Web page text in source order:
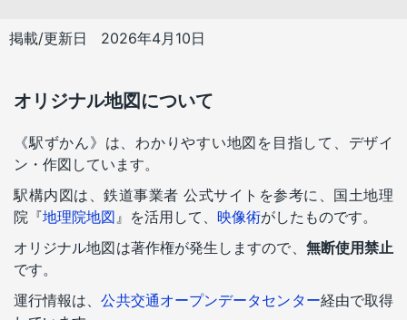
掲載/更新日 2026年4月10日
オリジナル地図について
《駅ずかん》は、わかりやすい地図を目指して、デザイ
ン・作図しています。
駅構内図は、鉄道事業者 公式サイトを参考に、国土地理
院『地理院地図』を活用して、 映像術がしたものです。
オリジナル地図は著作権が発生しますので、 無断使用禁止
です。
運行情報は、公共交通オープンデータセンター経由で取得